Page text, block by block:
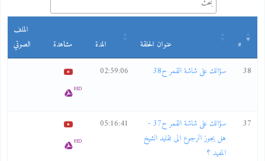
عنوان الحلقة المدة مشاهدة
الملف
الصوتي
38
سؤالك على شاشة القمر ح38 02:59:06
HD
37
سؤالك على شاشة القمر ح37 -
هل يجوز الرجوع الى تقليد الشيخ
المفيد ؟
05:16:41
HD